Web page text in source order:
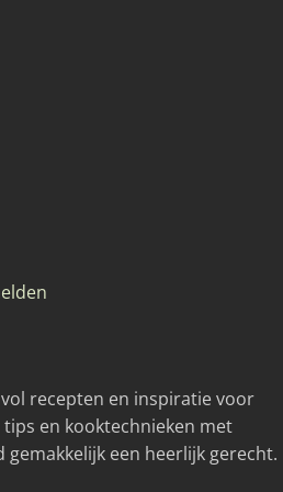
recepten en inspiratie voor
en kooktechnieken met
een heerlijk gerecht.